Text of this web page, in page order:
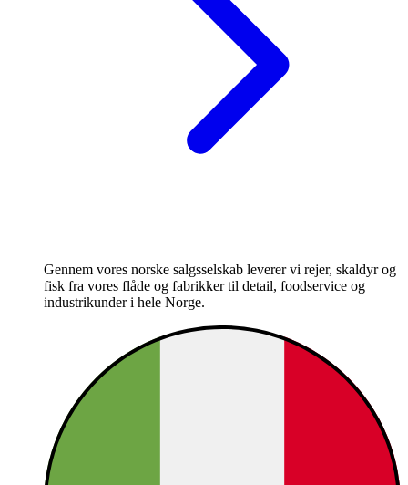
Gennem vores norske salgsselskab leverer vi rejer, skaldyr og
fisk fra vores flåde og fabrikker til detail, foodservice og
industrikunder i hele Norge.